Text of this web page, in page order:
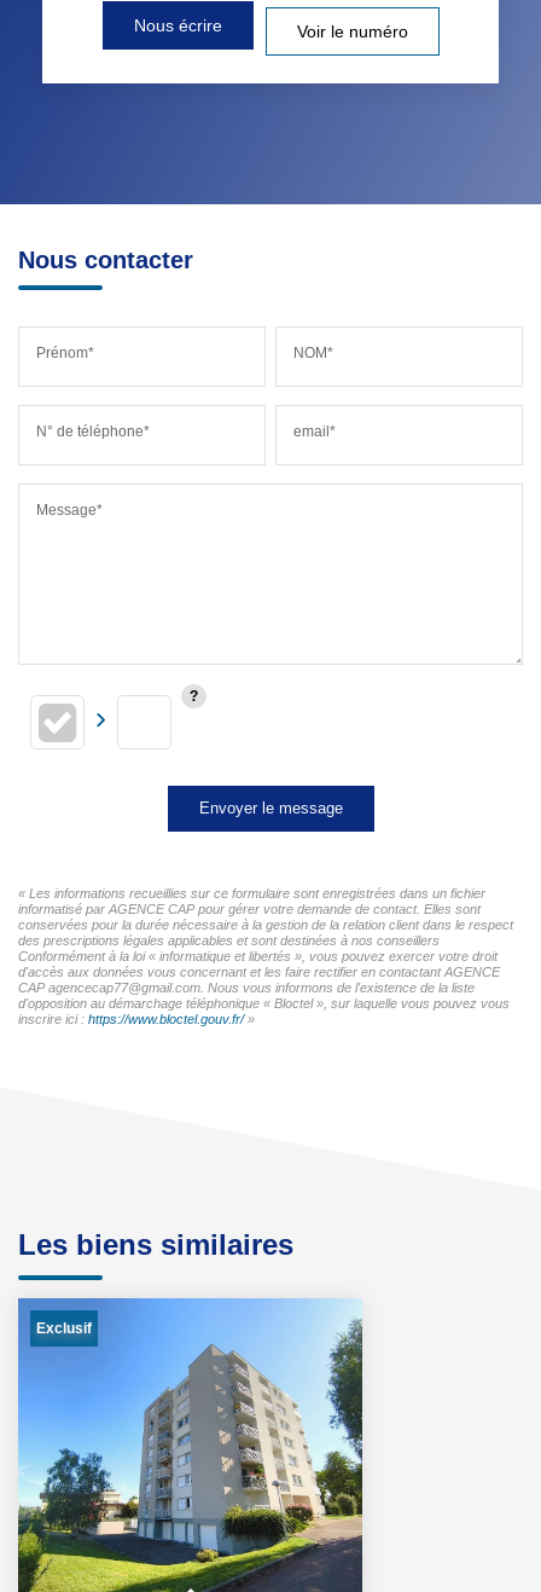
Nous écrire Voir le numéro
Nous contacter
Prénom* NOM*
N° de téléphone* email*
Message*
Envoyer le message
« Les informations recueillies sur ce formulaire sont enregistrées dans un fichier
informatisé par AGENCE CAP pour gérer votre demande de contact. Elles sont
conservées pour la durée nécessaire à la gestion de la relation client dans le respect
des prescriptions légales applicables et sont destinées à nos conseillers
Conformément à la loi « informatique et libertés », vous pouvez exercer votre droit
d'accès aux données vous concernant et les faire rectifier en contactant AGENCE
CAP agencecap77@gmail.com. Nous vous informons de l'existence de la liste
d'opposition au démarchage téléphonique « Bloctel », sur laquelle vous pouvez vous
inscrire ici : https://www.bloctel.gouv.fr/»
Les biens similaires
Exclusif